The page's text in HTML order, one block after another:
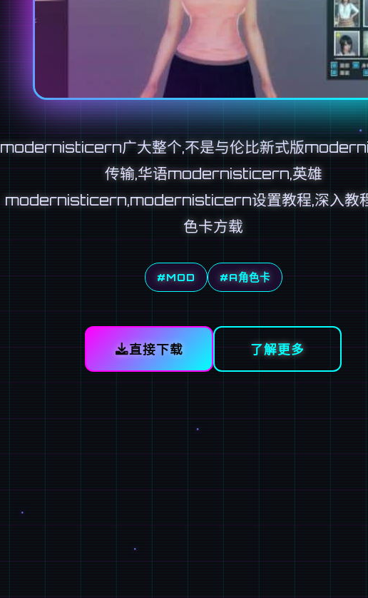
modernisticern广大整个,不是与伦比新式版
传输,华语modernisticern,英雄
modernisticern,modernisticern设置教程,深入教
色卡方载
#MOD #A角色卡
直接下载 了解更多